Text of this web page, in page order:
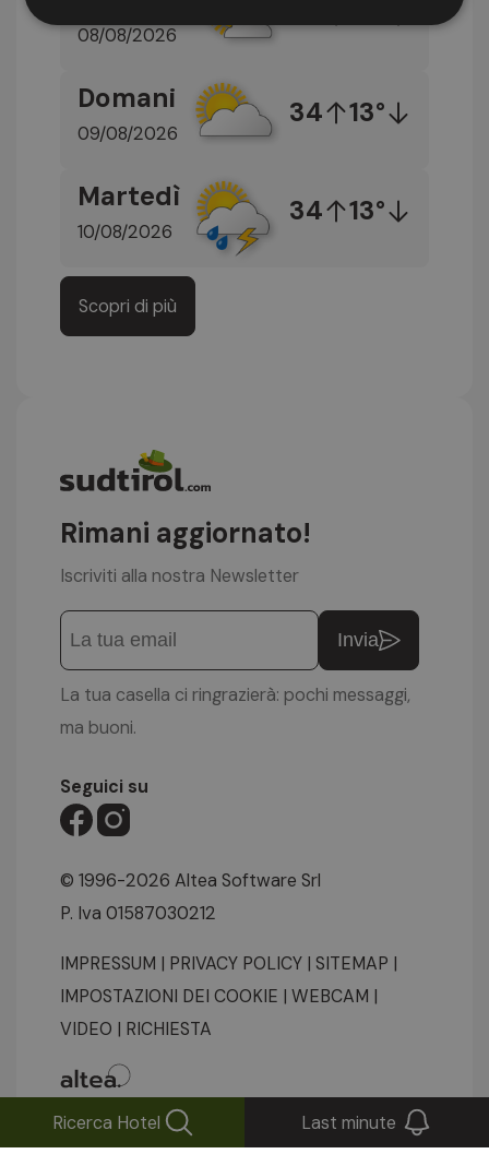
08/08/2026
Domani
09/08/2026
34 13°
Martedì
10/08/2026
34 13°
Scopri di più
Rimani aggiornato!
Iscriviti alla nostra Newsletter
Invia
La tua casella ci ringrazierà: pochi messaggi,
ma buoni.
Seguici su
© 1996-2026 Altea Software Srl
P. Iva 01587030212
IMPRESSUM | PRIVACY POLICY | SITEMAP |
IMPOSTAZIONI DEI COOKIE | WEBCAM |
VIDEO | RICHIESTA
Ricerca Hotel Last minute